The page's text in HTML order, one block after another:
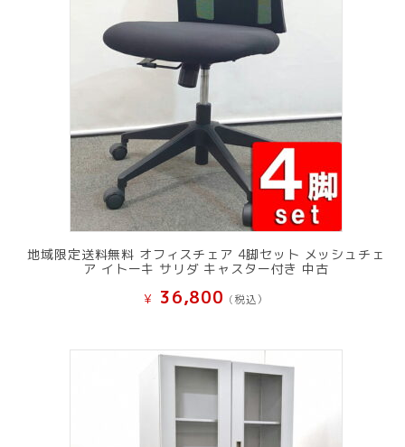
地域限定送料無料 オフィスチェア 4脚セット メッシュチェ
ア イトーキ サリダ キャスター付き 中古
¥ 36,800 (税込）